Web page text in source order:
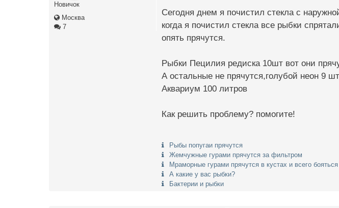
Новичок
Москва
7
Сегодня днем я почистил стекла с
когда я почистил стекла все рыбки
опять прячутся.
Рыбки Пецилия редиска 10шт вот они
А остальные не прячутся,голубой неон 9
Аквариум 100 литров
Как решить проблему? помогите!
Рыбы попугаи прячутся
Жемчужные гурами прячутся за фильтром
Мраморные гурами прячутся в кустах и всего бояться
А какие у вас рыбки?
Бактерии и рыбки